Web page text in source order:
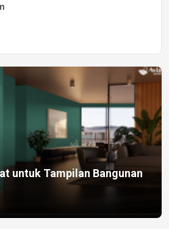
untuk Tampilan Bangunan